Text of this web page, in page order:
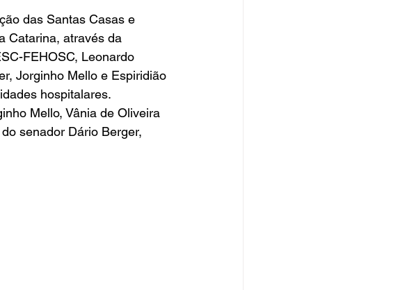
das Santas Casas e
Catarina, através da
FEHOSC, Leonardo
Jorginho Mello e Espiridião
hospitalares.
Mello, Vânia de Oliveira
senador Dário Berger,